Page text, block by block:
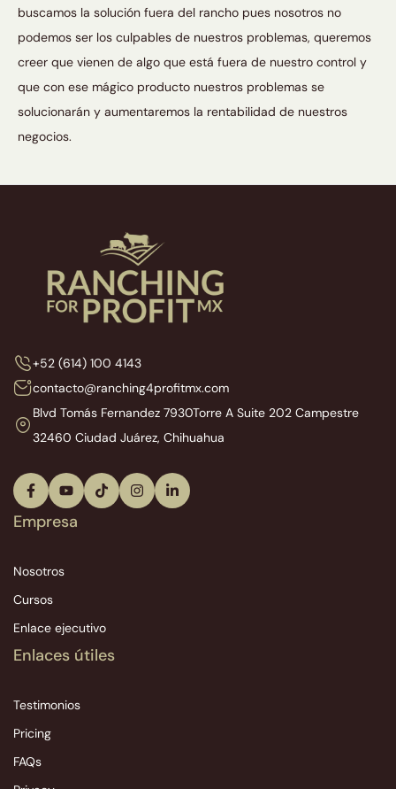
buscamos la solución fuera del rancho pues nosotros no
podemos ser los culpables de nuestros problemas, queremos
creer que vienen de algo que está fuera de nuestro control y
que con ese mágico producto nuestros problemas se
solucionarán y aumentaremos la rentabilidad de nuestros
negocios.
+52 (614) 100 4143
contacto@ranching4profitmx.com
Blvd Tomás Fernandez 7930Torre A Suite 202 Campestre
32460 Ciudad Juárez, Chihuahua
Empresa
Nosotros
Cursos
Enlace ejecutivo
Enlaces útiles
Testimonios
Pricing
FAQs